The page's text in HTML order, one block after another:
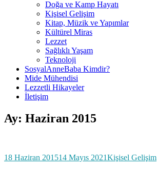
Doğa ve Kamp Hayatı
Kişisel Gelişim
Kitap, Müzik ve Yapımlar
Kültürel Miras
Lezzet
Sağlıklı Yaşam
Teknoloji
SosyalAnneBaba Kimdir?
Mide Mühendisi
Lezzetli Hikayeler
İletişim
Ay: Haziran 2015
Posted
18 Haziran 201514 Mayıs 2021Kişisel Gelişim